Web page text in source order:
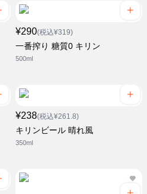
¥290(税込¥319)
一番搾り 糖質0 キリン
500ml
¥238(税込¥261.8)
キリンビール 晴れ風
350ml